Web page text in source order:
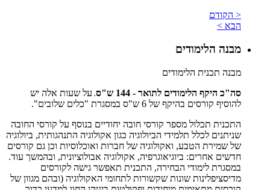
< הקודם
הבא >
מבנה הלימודים
מבנה תכנית הלימודים
סה"כ היקף הלימודים לתואר - 144 ש"ס
. על שעות אלה יש
להוסיף קורסים בהיקף של 6 ש"ס במסגרת "כלים שלובים".
התכנית תכלול מספר קורסי חובה יחודיים בנוסף על קורסי החובה
שניתנים לכלל תלמידי הביולוגיה כגון אקולוגיה התנהגותית, ביולוגיה
של שמירת הטבע, ואקולוגיה של חברות ואוכלוסיות וכן גם קורסים
חדשים אחרים: ביוגיאוגרפיה, אקולוגיה אבולוציונית, ובהמשך עוד.
במסגרת לימודי הבחירה, התכנית תאפשר גישה לקורסים
מדיסציפלינות שונות שקשורות לתחומי האקולוגיה (ובהם מגוון של